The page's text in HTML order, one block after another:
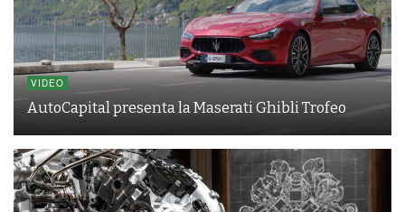
VIDEO
AutoCapital presenta la Maserati Ghibli Trofeo